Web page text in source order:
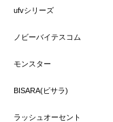
ufvシリーズ
ノビーバイテスコム
モンスター
BISARA(ビサラ)
ラッシュオーセント